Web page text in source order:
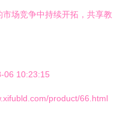
场竞争中持续开拓，共享教
06 10:23:15
product/66.html